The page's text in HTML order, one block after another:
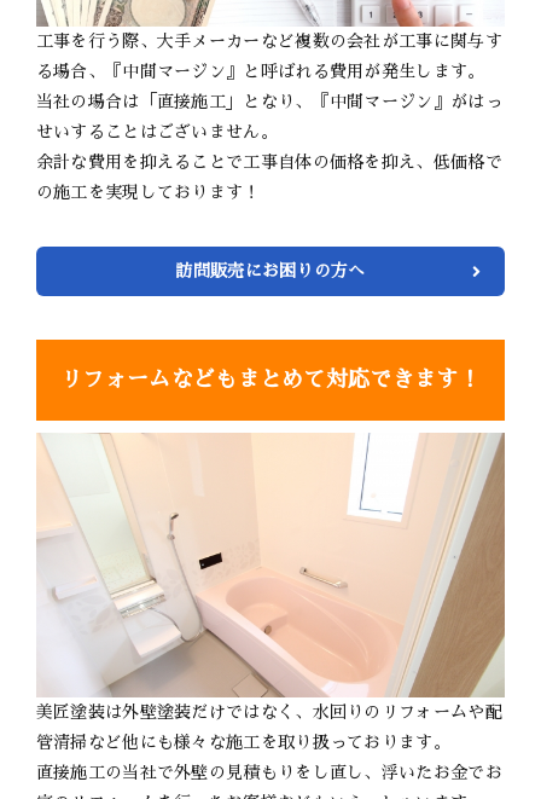
工事を行う際、大手メーカーなど複数の会社が工事に関与す
る場合、『中間マージン』と呼ばれる費用が発生します。
当社の場合は「直接施工」となり、『中間マージン』がはっ
せいすることはございません。
余計な費用を抑えることで工事自体の価格を抑え、低価格で
の施工を実現しております！
訪問販売にお困りの方へ
リフォームなどもまとめて対応できます！
美匠塗装は外壁塗装だけではなく、水回りのリフォームや配
管清掃など他にも様々な施工を取り扱っております。
直接施工の当社で外壁の見積もりをし直し、浮いたお金でお